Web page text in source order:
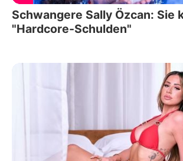
Schwangere Sally Özcan: Sie
"Hardcore-Schulden"